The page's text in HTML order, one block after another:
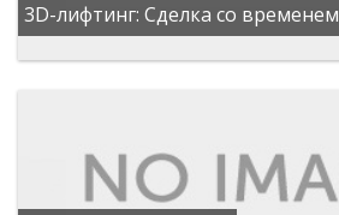
3D-лифтинг: Сделка со временем